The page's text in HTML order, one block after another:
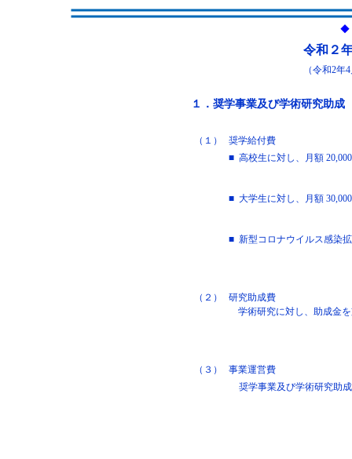
◆
令和２
（令和2年
１．奨学事業及び学術研究助成
（１）
奨学給付費
■ 高校生に対し、月額
■ 大学生に対し、月額
■ 新型コロナウイルス感染
（２）
研究助成費
学術研究に対し、助成金
（３）
事業運営費
奨学事業及び学術研究助